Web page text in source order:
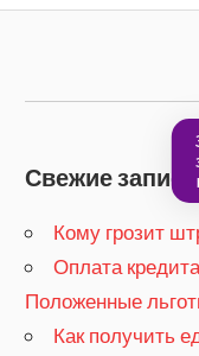
по
Свежие записи
Кому грозит
​Оплата
Положенные
​Как получить